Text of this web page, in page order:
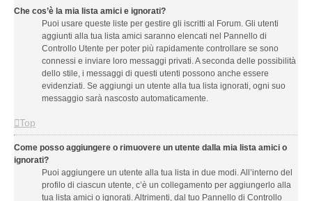
Che cos’è la mia lista amici e ignorati?
Puoi usare queste liste per gestire gli iscritti al Forum. Gli utenti
aggiunti alla tua lista amici saranno elencati nel Pannello di
Controllo Utente per poter più rapidamente controllare se sono
connessi e inviare loro messaggi privati. A seconda delle possibilità
dello stile, i messaggi di questi utenti possono anche essere
evidenziati. Se aggiungi un utente alla tua lista ignorati, ogni suo
messaggio sarà nascosto automaticamente.
Top
Come posso aggiungere o rimuovere un utente dalla mia lista amici o
ignorati?
Puoi aggiungere un utente alla tua lista in due modi. All’interno del
profilo di ciascun utente, c’è un collegamento per aggiungerlo alla
tua lista amici o ignorati. Altrimenti, dal tuo Pannello di Controllo